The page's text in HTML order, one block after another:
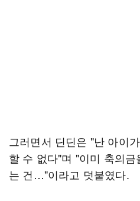
그러면서 딘딘은 "난 아이
할 수 없다"며 "이미 축의
는 건…"이라고 덧붙였다.